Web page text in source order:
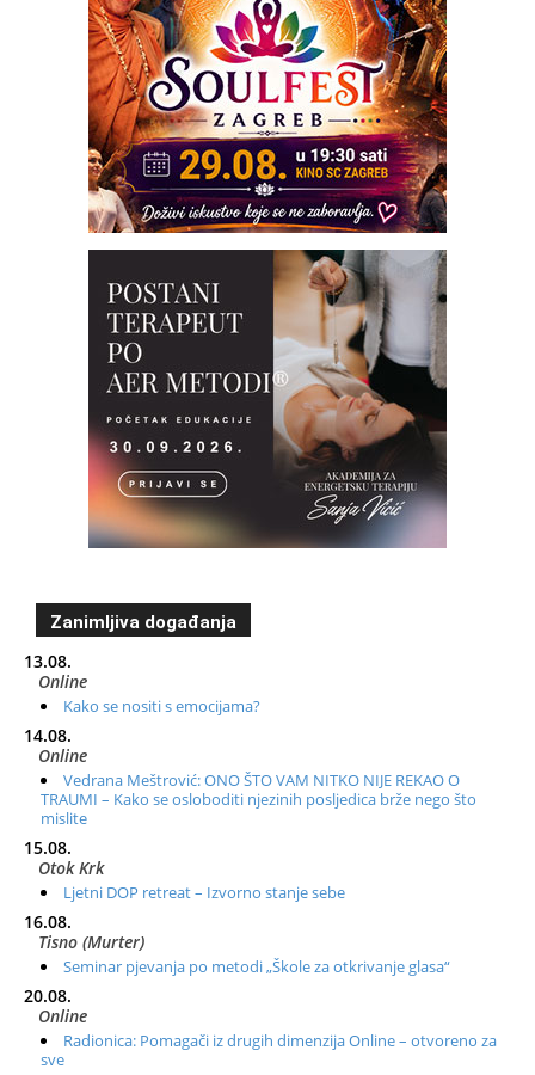
Zanimljiva događanja
13.08.
Online
Kako se nositi s emocijama?
14.08.
Online
Vedrana Meštrović: ONO ŠTO VAM NITKO NIJE REKAO O
TRAUMI – Kako se osloboditi njezinih posljedica brže nego što
mislite
15.08.
Otok Krk
Ljetni DOP retreat – Izvorno stanje sebe
16.08.
Tisno (Murter)
Seminar pjevanja po metodi „Škole za otkrivanje glasa“
20.08.
Online
Radionica: Pomagači iz drugih dimenzija Online – otvoreno za
sve